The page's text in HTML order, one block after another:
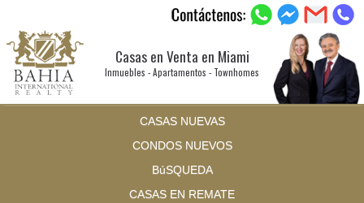
Casas en Venta en Miami
Inmuebles - Apartamentos - Townhomes
CASAS NUEVAS
CONDOS NUEVOS
BúSQUEDA
CASAS EN REMATE